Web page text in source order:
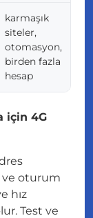
karmaşık
siteler,
otomasyon,
birden fazla
hesap
için 4G
ve oturum
hız
Test ve